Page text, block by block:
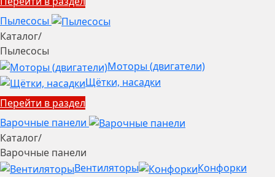
Пылесосы
Каталог/
Пылесосы
Моторы (двигатели)
Щётки, насадки
Перейти в раздел
Варочные панели
Каталог/
Варочные панели
Вентиляторы
Конфорки